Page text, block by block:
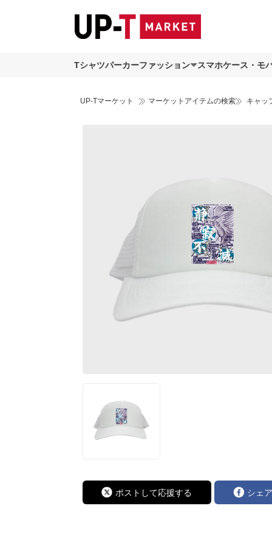
Tシャツパーカーファッション スマホケース・モ
UP-Tマーケット マーケットアイテムの検索 キャッ
ポストして応援する シェ